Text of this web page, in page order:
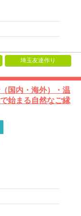
埼玉友達作り
国内・海外）・温
始まる自然なご縁